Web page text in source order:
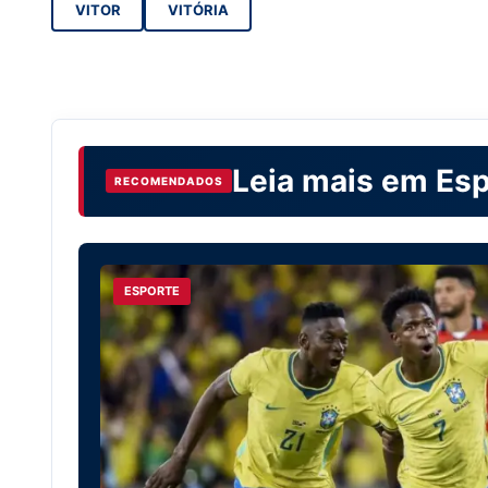
VITOR VITÓRIA
RECOMENDADOS Leia mais em
ESPORTE